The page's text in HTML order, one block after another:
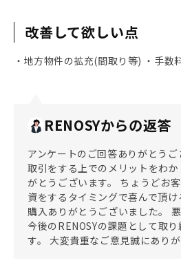
改善して欲しい点
・地方物件の拡充(間取り等) ・手数
RENOSYからの返答
アンケートのご回答ありがとうご
取引をする上でのメリットをわ
がとうございます。 ちょうどお
資をするタイミングで喜んで頂
購入ありがとうございました。
今後のRENOSYの課題として取
す。 大変貴重なご意見誠にありが